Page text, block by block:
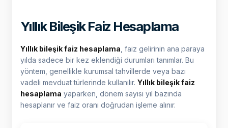
Yıllık Bileşik Faiz Hesaplama
Yıllık bileşik faiz hesaplama , faiz gelirinin ana paraya
yılda sadece bir kez eklendiği durumları tanımlar. Bu
yöntem, genellikle kurumsal tahvillerde veya bazı
vadeli mevduat türlerinde kullanılır. Yıllık bileşik faiz
hesaplama yaparken, dönem sayısı yıl bazında
hesaplanır ve faiz oranı doğrudan işleme alınır.